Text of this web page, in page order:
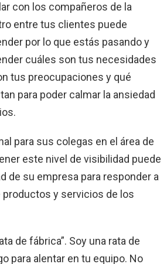
con los compañeros de la
entre tus clientes puede
por lo que estás pasando y
cuáles son tus necesidades
tus preocupaciones y qué
para poder calmar la ansiedad
para sus colegas en el área de
este nivel de visibilidad puede
de su empresa para responder a
y servicios de los
de fábrica”. Soy una rata de
para alentar en tu equipo. No